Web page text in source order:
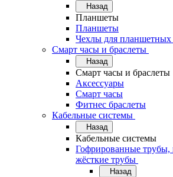
Назад
Планшеты
Планшеты
Чехлы для
Смарт часы и браслеты
Назад
Смарт часы и браслеты
Аксессуары
Смарт часы
Фитнес браслеты
Кабельные системы
Назад
Кабельные системы
Гофрированные трубы,
жёсткие трубы
Назад